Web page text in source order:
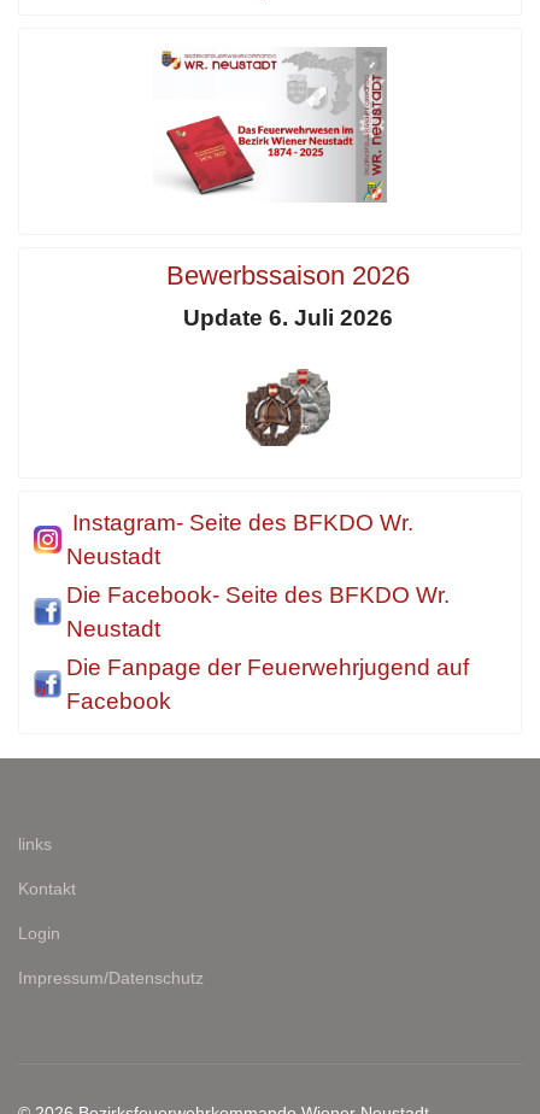
Bewerbssaison 2026
Update 6. Juli 2026
Instagram- Seite des BFKDO Wr.
Neustadt
Die Facebook- Seite des BFKDO Wr.
Neustadt
Die Fanpage der Feuerwehrjugend auf
Facebook
links
Kontakt
Login
Impressum/Datenschutz